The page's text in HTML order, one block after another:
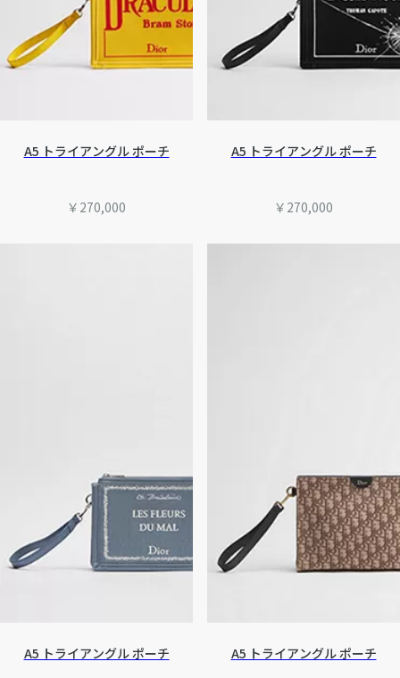
A5 トライアングル ポーチ
￥270,000
A5 トライアングル ポーチ
￥270,000
A5 トライアングル ポーチ A5 トライアングル ポーチ